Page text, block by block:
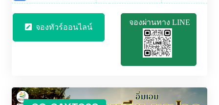
จองทัวร์ออนไลน์ จองผ่านทาง LINE